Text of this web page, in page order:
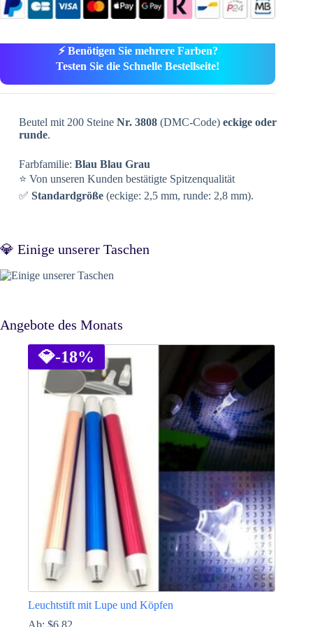
⚡ Benötigen Sie mehrere Farben?
Testen Sie die Schnelle Bestellseite!
Beutel mit 200 Steine Nr. 3808(DMC-Code) eckige oder
runde.
Farbfamilie: Blau Blau Grau
⭐ Von unseren Kunden bestätigte Spitzenqualität
✅ Standardgröße(eckige: 2,5 mm, runde: 2,8 mm).
💎 Einige unserer Taschen
Angebote des Monats
💎-18%
Leuchtstift mit Lupe und Köpfen